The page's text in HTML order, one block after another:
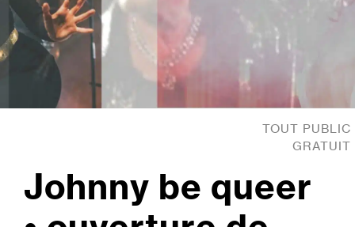
Johnny be queer
TOUT PUBLIC
GRATUIT